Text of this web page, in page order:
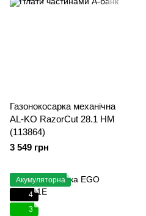
Газонокосарка механічна
AL-KO RazorCut 28.1 HM
(113864)
3 549 грн
Акумуляторна
4
3